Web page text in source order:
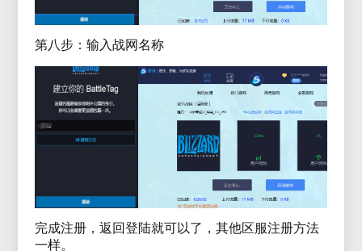
第八步：输入战网名称
完成注册，返回登陆就可以了，其他区服注册方法
一样。